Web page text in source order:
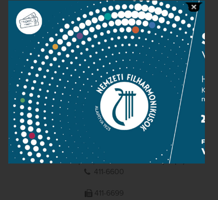
Sajtószoba
Adatvédelem
Impresszum
NEMZETI
FILHARMONIKUSOK
1095 Budapest, Komor Marcell u. 1. (Müpa)
411-6600
411-6699